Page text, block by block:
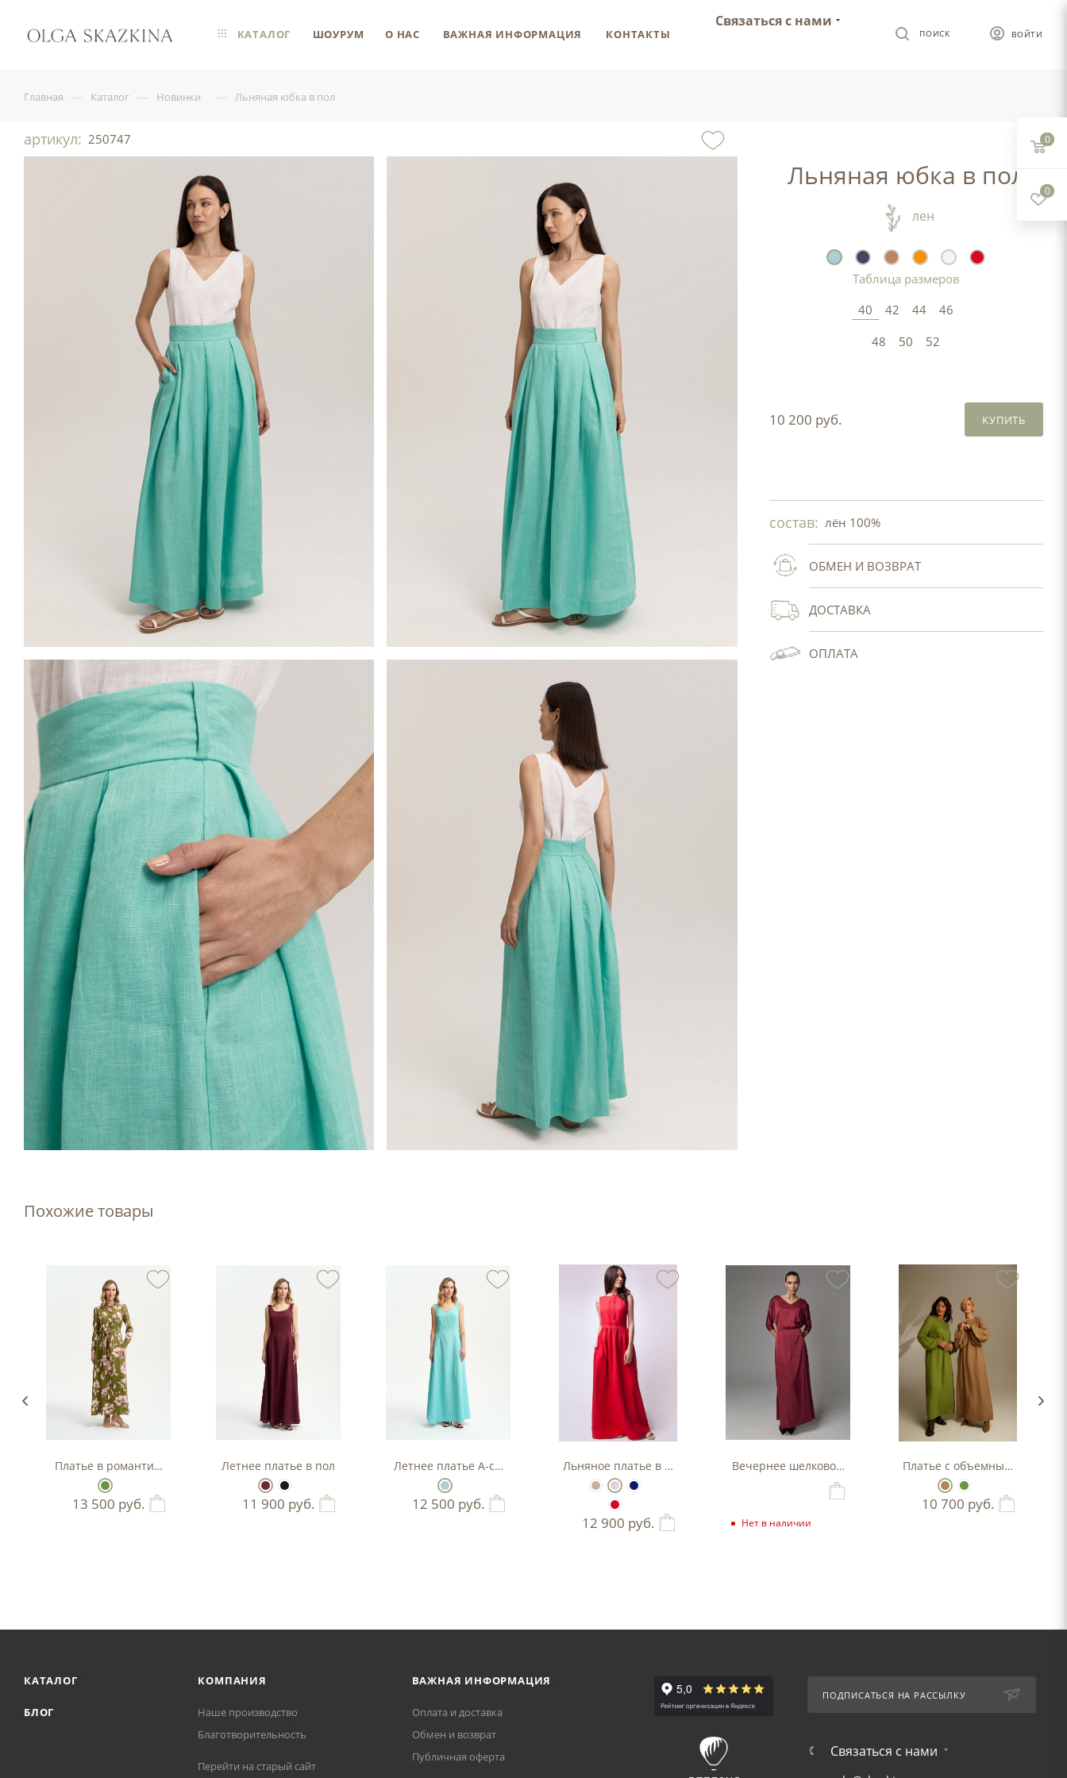
ВОЙТИ
ПОИСК
Связаться с нами
КАТАЛОГ ШОУРУМ О НАС ВАЖНАЯ ИНФОРМАЦИЯ КОНТАКТЫ
Главная — Каталог — Новинки — Льняная юбка в пол
артикул: 250747
Льняная юбка в пол
лен
Таблица размеров
40
42 44
46
48
50 52
10 200 руб. КУПИТЬ
состав: лён 100%
ОБМЕН И ВОЗВРАТ
ДОСТАВКА
ОПЛАТА
Похожие товары
Платье в романтичном стиле
13 500 руб.
Летнее платье в пол
11 900 руб.
Летнее платье А-силуэта
12 500 руб.
Льняное платье в пол
12 900 руб.
Вечернее шелковое платье
Нет в наличии
Платье с объемным рукавом
10 700 руб.
КАТАЛОГ
БЛОГ
КОМПАНИЯ
Наше производство
Благотворительность
Перейти на старый сайт
ВАЖНАЯ ИНФОРМАЦИЯ
Оплата и доставка
Обмен и возврат
Публичная оферта
ПОДПИСАТЬСЯ НА РАССЫЛКУ
Связаться с нами
0
0